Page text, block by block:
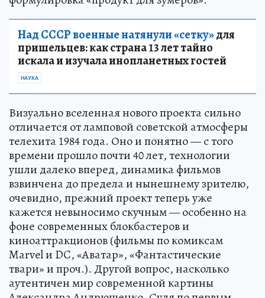
Над СССР военные натянули «сетку»для
пришельцев: как страна 13 лет тайно
искала и изучала инопланетных гостей
НАУКА
Визуально вселенная нового проекта сильно
отличается от ламповой советской атмосферы
телехита 1984 года. Оно и понятно — с того
времени прошло почти 40 лет, технологии
ушли далеко вперед, динамика фильмов
взвинчена до предела и нынешнему зрителю,
очевидно, прежний проект теперь уже
кажется невыносимо скучным — особенно на
фоне современных блокбастеров и
киноаттракционов (фильмы по комиксам
Marvel и DC, «Аватар», «Фантастические
твари» и проч.). Другой вопрос, насколько
аутентичен мир современной картины